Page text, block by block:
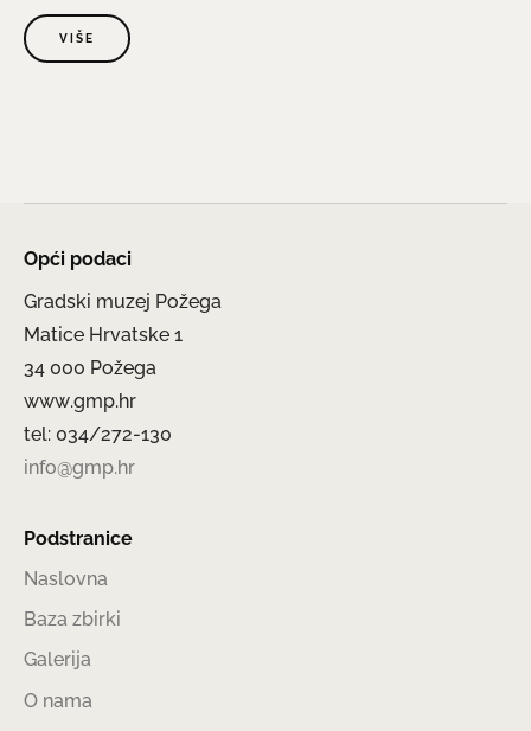
VIŠE
Opći podaci
Gradski muzej Požega
Matice Hrvatske 1
34 000 Požega
www.gmp.hr
tel: 034/272-130
info@gmp.hr
Podstranice
Naslovna
Baza zbirki
Galerija
O nama